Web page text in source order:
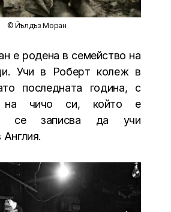
© Йълдъз Моран
е родена в семейство на
Учи в Роберт колеж в
последната година, с
на чичо си, който е
се записва да учи